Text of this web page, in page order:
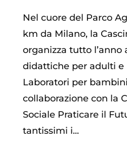
Nel cuore del Parco
km da Milano, la
organizza tutto l’anno
didattiche per adulti e
Laboratori per
collaborazione con la
Sociale Praticare il
tantissimi i...